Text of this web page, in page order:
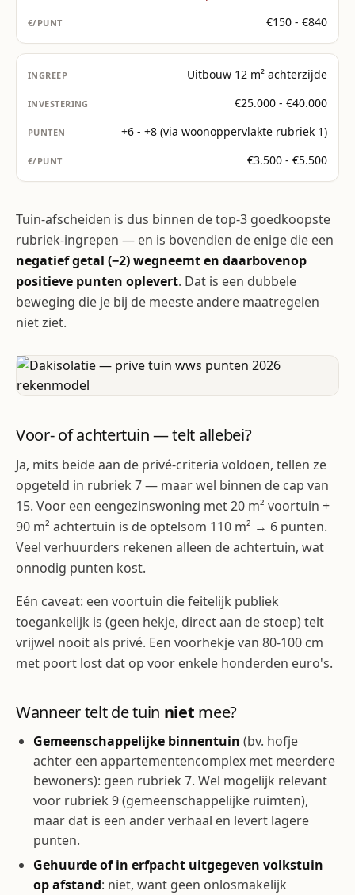
€150 - €840
Uitbouw 12 m² achterzijde
€25.000 - €40.000
+6 - +8 (via woonoppervlakte rubriek 1)
€3.500 - €5.500
Tuin-afscheiden is dus binnen de top-3 goedkoopste
rubriek-ingrepen — en is bovendien de enige die een
negatief getal (−2) wegneemt en daarbovenop
positieve punten oplevert. Dat is een dubbele
beweging die je bij de meeste andere maatregelen
niet ziet.
Voor- of achtertuin — telt allebei?
Ja, mits beide aan de privé-criteria voldoen, tellen ze
opgeteld in rubriek 7 — maar wel binnen de cap van
15. Voor een eengezinswoning met 20 m² voortuin +
90 m² achtertuin is de optelsom 110 m² → 6 punten.
Veel verhuurders rekenen alleen de achtertuin, wat
onnodig punten kost.
Eén caveat: een voortuin die feitelijk publiek
toegankelijk is (geen hekje, direct aan de stoep) telt
vrijwel nooit als privé. Een voorhekje van 80-100 cm
met poort lost dat op voor enkele honderden euro's.
Wanneer telt de tuin niet mee?
Gemeenschappelijke binnentuin (bv. hofje
achter een appartementencomplex met meerdere
bewoners): geen rubriek 7. Wel mogelijk relevant
voor rubriek 9 (gemeenschappelijke ruimten),
maar dat is een ander verhaal en levert lagere
punten.
Gehuurde of in erfpacht uitgegeven volkstuin
op afstand: niet, want geen onlosmakelijk